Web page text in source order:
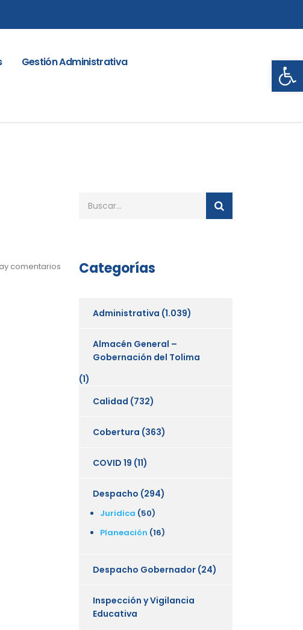
Gestión Administrativa
comentarios Categorías
Administrativa (1.039)
Almacén General –
Gobernación del Tolima
(1)
Calidad (732)
Cobertura (363)
COVID 19 (11)
Despacho (294)
Juridica (50)
Planeación (16)
Despacho Gobernador (24)
Inspección y Vigilancia
Educativa